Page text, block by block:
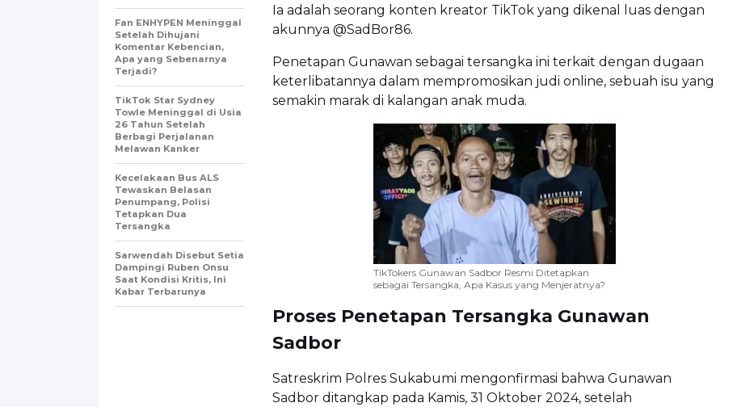
Ia adalah seorang konten kreator TikTok yang dikenal luas dengan
akunnya @SadBor86.
Penetapan Gunawan sebagai tersangka ini terkait dengan dugaan
keterlibatannya dalam mempromosikan judi online, sebuah isu yang
semakin marak di kalangan anak muda.
TikTokers Gunawan Sadbor Resmi Ditetapkan
sebagai Tersangka, Apa Kasus yang Menjeratnya?
Proses Penetapan Tersangka Gunawan
Sadbor
Satreskrim Polres Sukabumi mengonfirmasi bahwa Gunawan
Sadbor ditangkap pada Kamis, 31 Oktober 2024, setelah
Fan ENHYPEN Meninggal
Setelah Dihujani
Komentar Kebencian,
Apa yang Sebenarnya
Terjadi?
TikTok Star Sydney
Towle Meninggal di Usia
26 Tahun Setelah
Berbagi Perjalanan
Melawan Kanker
Kecelakaan Bus ALS
Tewaskan Belasan
Penumpang, Polisi
Tetapkan Dua
Tersangka
Sarwendah Disebut Setia
Dampingi Ruben Onsu
Saat Kondisi Kritis, Ini
Kabar Terbarunya